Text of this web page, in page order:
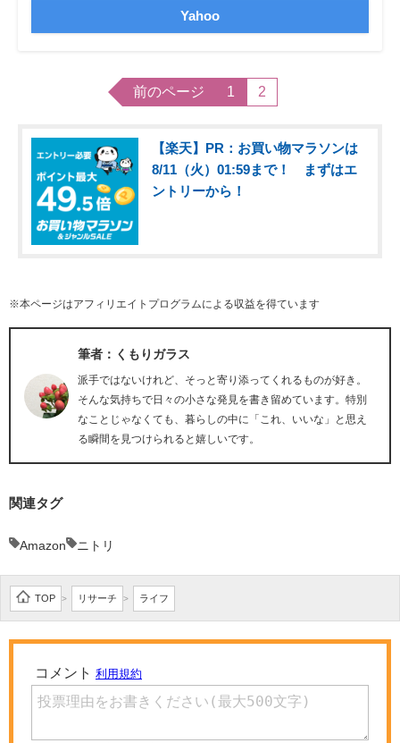
Yahoo
前のページ 1 2
【楽天】PR：お買い物マラソンは
8/11（火）01:59まで！ まずはエ
ントリーから！
※本ページはアフィリエイトプログラムによる収益を得ています
筆者：くもりガラス
派手ではないけれど、そっと寄り添ってくれるものが好き。
そんな気持ちで日々の小さな発見を書き留めています。特別
なことじゃなくても、暮らしの中に「これ、いいな」と思え
る瞬間を見つけられると嬉しいです。
関連タグ
Amazon ニトリ
TOP > リサーチ > ライフ